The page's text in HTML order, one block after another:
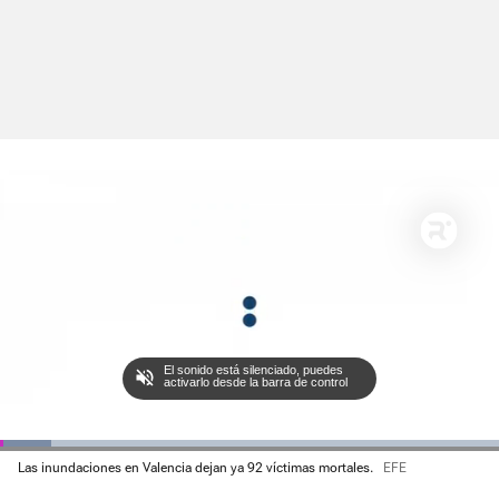
Current
0:01 / Duration
1:57
Loaded
El sonido está silenciado, puedes
activarlo desde la barra de control
Las inundaciones en Valencia dejan ya 92 víctimas mortales. EFE